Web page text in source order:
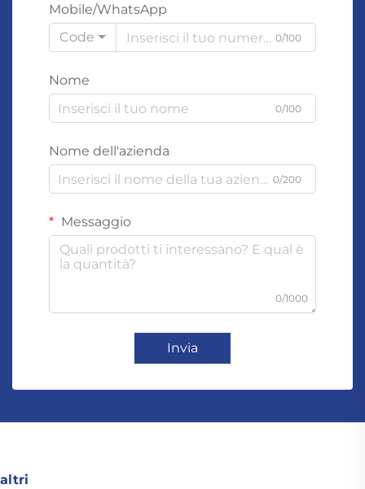
Mobile/WhatsApp
Code
0/100
Nome
0/100
Nome dell'azienda
0/200
Messaggio
0/1000
Invia
altri